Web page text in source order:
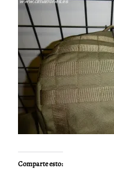
Comparte esto: